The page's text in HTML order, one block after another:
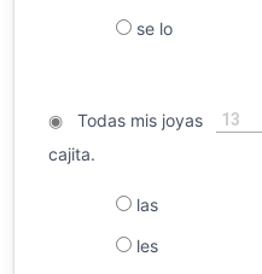
se lo
◉Todas mis joyas 13
cajita.
las
les